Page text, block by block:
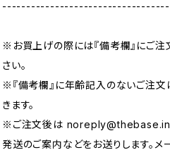
※お買上げの際には『備考欄』にご
さい。
※『備考欄』に年齢記入のないご注文
きます。
※ご注文後は noreply@thebase.in
発送のご案内などをお送りします。